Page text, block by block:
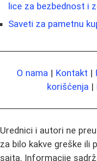
lice za bezbednost i
Saveti za pametnu
O nama | Kontakt |
korišćenja |
Urednici i autori ne
za bilo kakve greške ili
sajta. Informacije